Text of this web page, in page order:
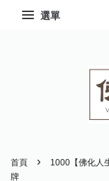
選單
首頁 ›
1000【佛化人
牌